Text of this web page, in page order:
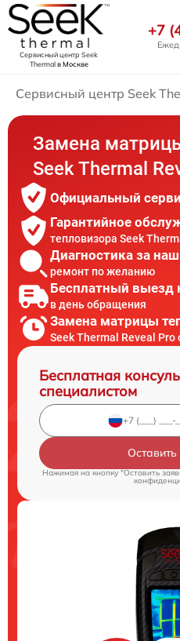
Сервисный центр Seek
Thermalв Москве
+7
Сервисный центр Seek
Замена
Seek Thermal
Официальный
Гарантийное
тепловизора Seek
Диагностика за наш
ремонт по желанию
Бесплатный выезд
в день обращения
Замена матрицы
Seek Thermal Reveal Pro
Бесплатная
специалистом
Нажимая на кнопку "Оставить